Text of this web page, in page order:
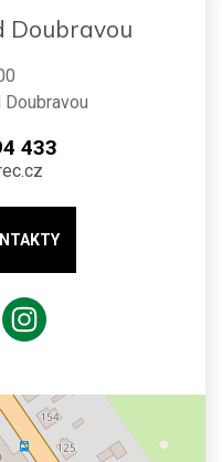
Doubravou
433